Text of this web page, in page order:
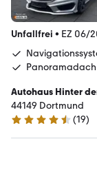
Unfallfrei • EZ 06/
Panoramadach
Autohaus Hinter
44149 Dortmund
4.4 Sterne
(19)